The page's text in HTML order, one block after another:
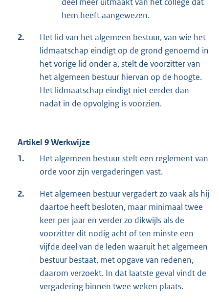
hem heeft aangewezen.
2.
Het lid van het algemeen bestuur, van wie het
lidmaatschap eindigt op de grond genoemd in
het vorige lid onder a, stelt de voorzitter van
het algemeen bestuur hiervan op de hoogte.
Het lidmaatschap eindigt niet eerder dan
nadat in de opvolging is voorzien.
Artikel 9 Werkwijze
1.
Het algemeen bestuur stelt een reglement van
orde voor zijn vergaderingen vast.
2.
Het algemeen bestuur vergadert zo vaak als hij
daartoe heeft besloten, maar minimaal twee
keer per jaar en verder zo dikwijls als de
voorzitter dit nodig acht of ten minste een
vijfde deel van de leden waaruit het algemeen
bestuur bestaat, met opgave van redenen,
daarom verzoekt. In dat laatste geval vindt de
vergadering binnen twee weken plaats.